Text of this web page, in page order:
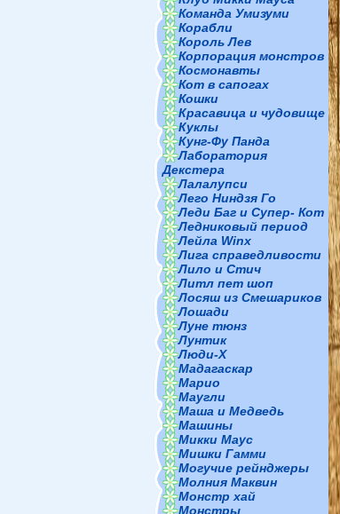
Команда Умизуми
Корабли
Король Лев
Корпорация монстров
Космонавты
Кот в сапогах
Кошки
Красавица и чудовище
Куклы
Кунг-Фу Панда
Лаборатория
Декстера
Лалалупси
Лего Ниндзя Го
Леди Баг и Супер- Кот
Ледниковый период
Лейла Winx
Лига справедливости
Лило и Стич
Литл пет шоп
Лосяш из Смешариков
Лошади
Луне тюнз
Лунтик
Люди-Х
Мадагаскар
Марио
Маугли
Маша и Медведь
Машины
Микки Маус
Мишки Гамми
Могучие рейнджеры
Молния Маквин
Монстр хай
Монстры